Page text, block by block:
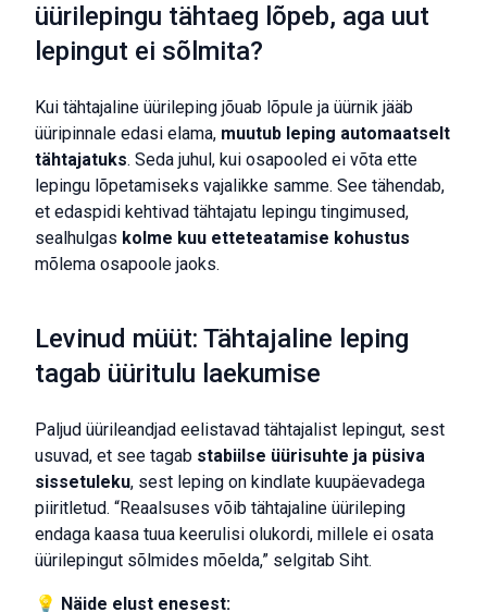
üürilepingu tähtaeg lõpeb, aga uut
lepingut ei sõlmita?
Kui tähtajaline üürileping jõuab lõpule ja üürnik jääb
üüripinnale edasi elama, muutub leping automaatselt
tähtajatuks. Seda juhul, kui osapooled ei võta ette
lepingu lõpetamiseks vajalikke samme. See tähendab,
et edaspidi kehtivad tähtajatu lepingu tingimused,
sealhulgas kolme kuu etteteatamise kohustus
mõlema osapoole jaoks.
Levinud müüt: Tähtajaline leping
tagab üüritulu laekumise
Paljud üürileandjad eelistavad tähtajalist lepingut, sest
usuvad, et see tagab stabiilse üürisuhte ja püsiva
sissetuleku, sest leping on kindlate kuupäevadega
piiritletud. “Reaalsuses võib tähtajaline üürileping
endaga kaasa tuua keerulisi olukordi, millele ei osata
üürilepingut sõlmides mõelda,” selgitab Siht.
💡 Näide elust enesest: